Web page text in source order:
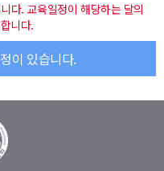
다. 교육일정이 해당하는 달의
니다.
이 있습니다.